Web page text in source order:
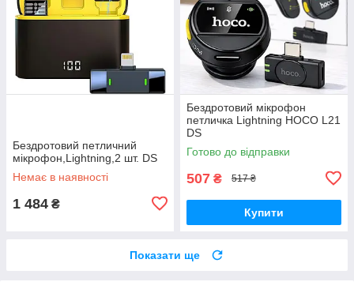
Бездротовий петличний
мікрофон,Lightning,2 шт. DS
Немає в наявності
1 484 ₴
Бездротовий мікрофон
петличка Lightning HOCO L21
DS
Готово до відправки
507 ₴ 517 ₴
Купити
Показати ще